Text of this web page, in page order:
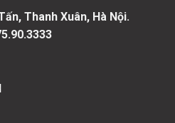
Thanh Xuân, Hà Nội.